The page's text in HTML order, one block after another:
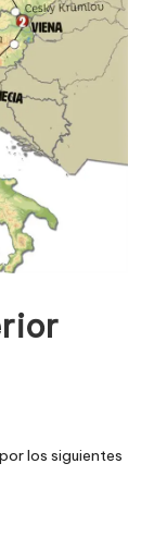
los siguientes